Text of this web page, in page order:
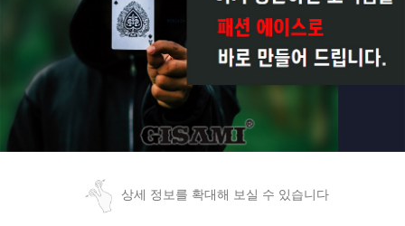
상세 정보를 확대해 보실 수 있습니다